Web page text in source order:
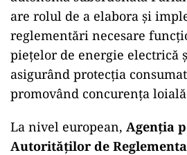
are rolul de a elabora și
reglementări necesare
piețelor de energie electrică
asigurând protecția
promovând concurența
La nivel european, Agenția
Autorităților de